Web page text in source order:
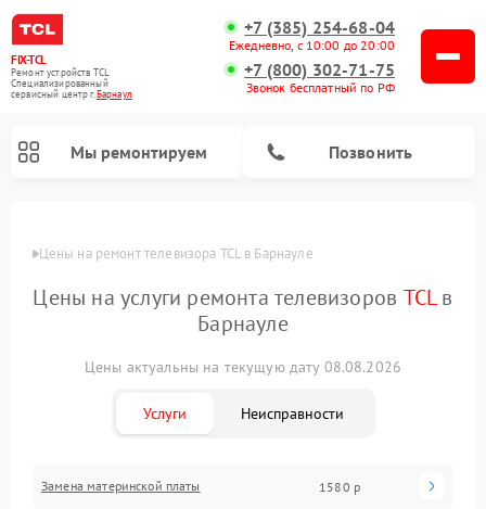
FIX-TCL
Ремонт устройств TCL
Специализированный
cервисный центр г.Барнаул
+7 (385) 254-68-04
Ежедневно, с 10:00 до 20:00
+7 (800) 302-71-75
Звонок бесплатный по РФ
Мы ремонтируем Позвонить
Цены на ремонт телевизора TCL в Барнауле
Цены на услуги ремонта телевизоров TCLв
Барнауле
Цены актуальны на текущую дату 08.08.2026
Услуги Неисправности
Замена материнской платы 1580 р